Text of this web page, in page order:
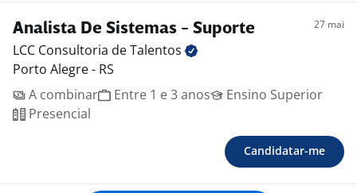
Analista De Sistemas - Suporte 27 mai
LCC Consultoria deTalentos
Porto Alegre - RS
A combinar
Entre 1 e 3 anos
Ensino Superior
Presencial
Candidatar-me